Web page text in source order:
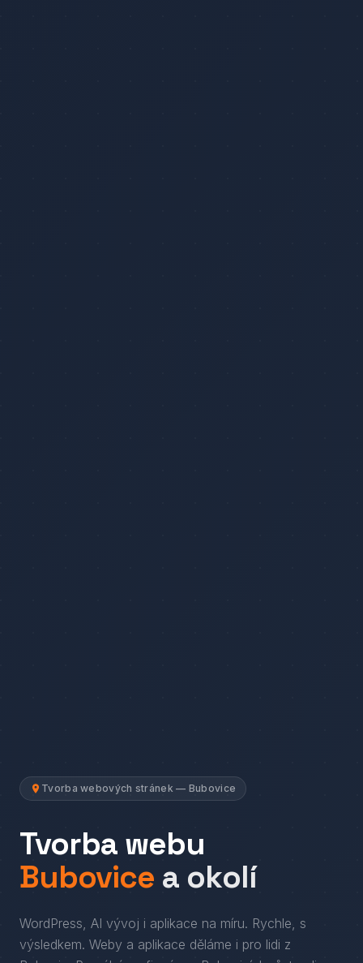
Tvorba webových stránek — Bubovice
Tvorba webu
Bubovice a okolí
WordPress, AI vývoj i aplikace na míru. Rychle, s
výsledkem. Weby a aplikace děláme i pro lidi z